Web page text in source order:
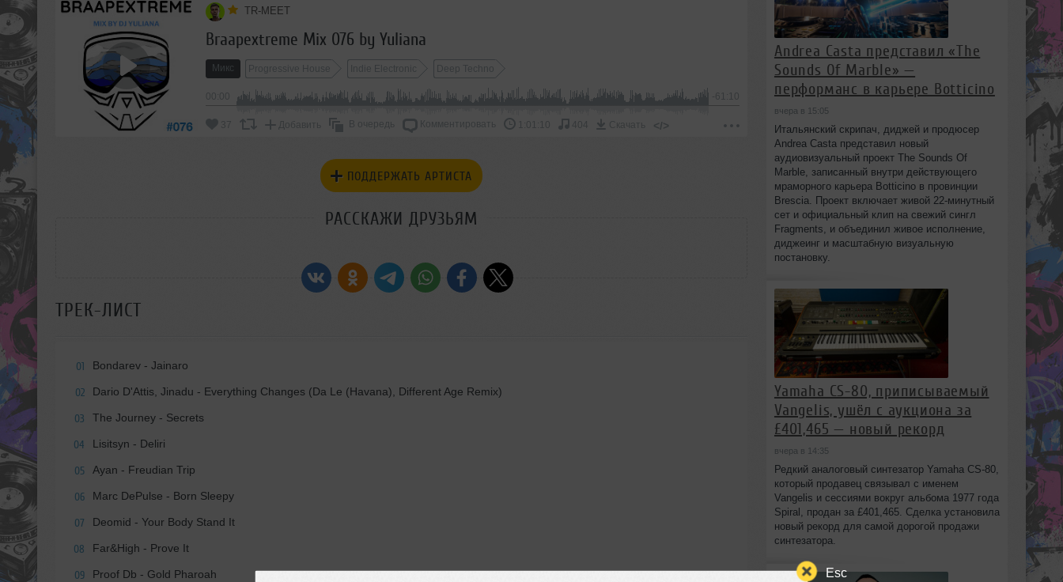
Esc
TR-MEET
Braapextreme Mix 076 by Yuliana
Микс Progressive House Indie Electronic Deep Techno
-61:10
37 Добавить В очередь Комментировать Скачать </>
ПОДДЕРЖАТЬ АРТИСТА
РАССКАЖИ ДРУЗЬЯМ
ТРЕК-ЛИСТ
01 Bondarev - Jainaro
02 Dario D'Attis, Jinadu - Everything Changes (Da Le (Havana), Different Age Remix)
03 The Journey - Secrets
04 Lisitsyn - Deliri
05 Ayan - Freudian Trip
06 Marc DePulse - Born Sleepy
07 Deomid - Your Body Stand It
08 Far&High - Prove It
09 Proof Db - Gold Pharoah
Andrea Casta представил «The
Sounds Of Marble» —
перформанс в карьере Botticino
вчера в 15:05
Итальянский скрипач, диджей и продюсер
Andrea Casta представил новый
аудиовизуальный проект The Sounds Of
Marble, записанный внутри действующего
мраморного карьера Botticino в провинции
Brescia. Проект включает живой 22‑минутный
сет и официальный клип на свежий сингл
Fragments, и объединил живое исполнение,
диджеинг и масштабную визуальную
постановку.
Yamaha CS-80, приписываемый
Vangelis, ушёл с аукциона за
£401,465 — новый рекорд
вчера в 14:35
Редкий аналоговый синтезатор Yamaha CS-80,
который продавец связывал с именем
Vangelis и сессиями вокруг альбома 1977 года
Spiral, продан за £401,465. Сделка установила
новый рекорд для самой дорогой продажи
синтезатора.